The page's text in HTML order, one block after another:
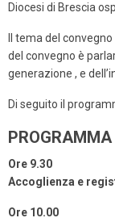
Diocesi di Brescia
Il tema del
del convegno è
generazione , e
Di seguito il
PROGRAMMA
Ore 9.30
Accoglienza e
Ore 10.00